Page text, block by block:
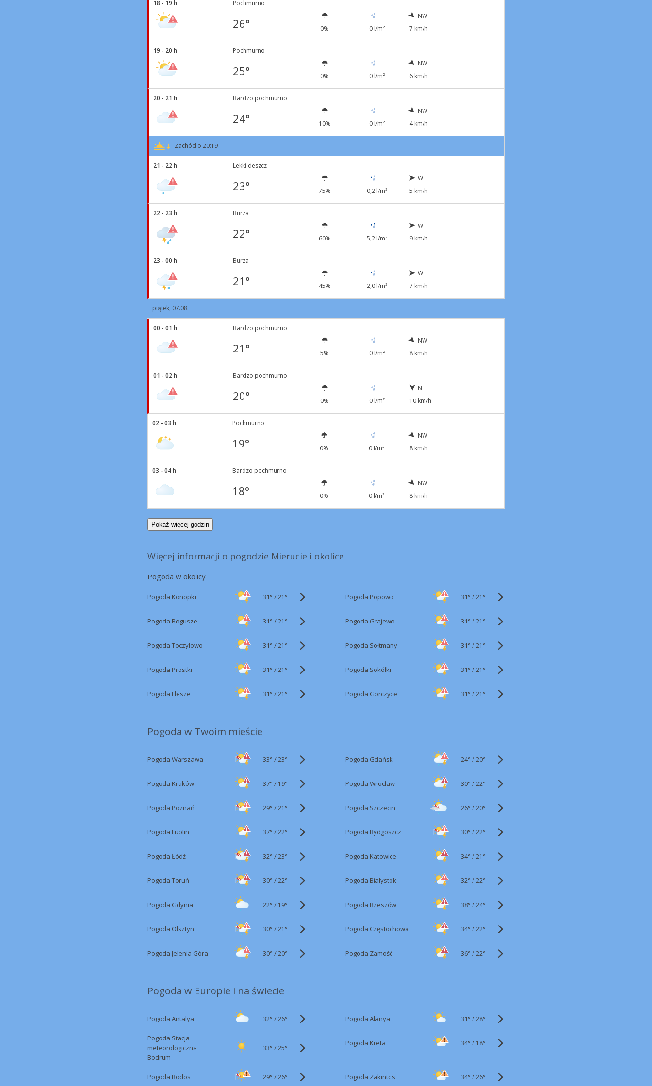
18 - 19 h Pochmurno
26° 0% 0 l/m²
NW
7 km/h
19 - 20 h Pochmurno
25° 0% 0 l/m²
NW
6 km/h
20 - 21 h Bardzo pochmurno
24° 10% 0 l/m²
NW
4 km/h
Zachód o 20:19
21 - 22 h Lekki deszcz
23° 75% 0,2 l/m²
W
5 km/h
22 - 23 h Burza
22° 60% 5,2 l/m²
W
9 km/h
23 - 00 h Burza
21° 45% 2,0 l/m²
W
7 km/h
piątek, 07.08.
00 - 01 h Bardzo pochmurno
21° 5% 0 l/m²
NW
8 km/h
01 - 02 h Bardzo pochmurno
20° 0% 0 l/m²
N
10 km/h
02 - 03 h Pochmurno
19° 0% 0 l/m²
NW
8 km/h
03 - 04 h Bardzo pochmurno
18° 0% 0 l/m²
NW
8 km/h
Pokaż więcej godzin
Więcej informacji o pogodzie Mierucie i okolice
Pogoda w okolicy
Pogoda Konopki 31° /21° Pogoda Popowo 31° /21°
Pogoda Bogusze 31° /21° Pogoda Grajewo 31° /21°
Pogoda Toczyłowo 31° /21° Pogoda Sołtmany 31° /21°
Pogoda Prostki 31° /21° Pogoda Sokółki 31° /21°
Pogoda Flesze 31° /21° Pogoda Gorczyce 31° /21°
Pogoda w Twoim mieście
Pogoda Warszawa 33° /23° Pogoda Gdańsk 24° /20°
Pogoda Kraków 37° / 19° Pogoda Wrocław 30° /22°
Pogoda Poznań 29° /21° Pogoda Szczecin 26° /20°
Pogoda Lublin 37° /22° Pogoda Bydgoszcz 30° /22°
Pogoda Łódź 32° /23° Pogoda Katowice 34° /21°
Pogoda Toruń 30° /22° Pogoda Białystok 32° /22°
Pogoda Gdynia 22° / 19° Pogoda Rzeszów 38° /24°
Pogoda Olsztyn 30° /21° Pogoda Częstochowa 34° /22°
Pogoda Jelenia Góra 30° /20° Pogoda Zamość 36° /22°
Pogoda w Europie i na świecie
Pogoda Antalya 32° /26° Pogoda Alanya 31° /28°
Pogoda Stacja
meteorologiczna
Bodrum
33° /25°
Pogoda Kreta 34° / 18°
Pogoda Rodos 29° /26° Pogoda Zakintos 34° /26°